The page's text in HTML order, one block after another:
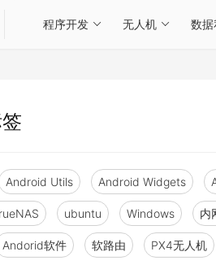
程序开发 无人机 数
Android Utils Android Widgets
ubuntu Windows 内
Andorid软件 软路由 PX4无人机